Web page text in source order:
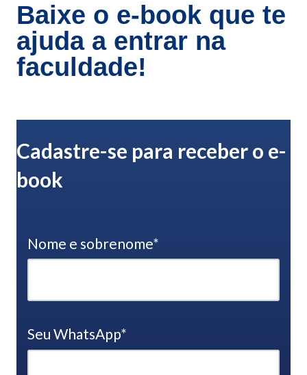
Baixe o e-book que te
ajuda a entrar na
faculdade!
Cadastre-se para receber o e-
book
Nome e sobrenome*
Seu WhatsApp*